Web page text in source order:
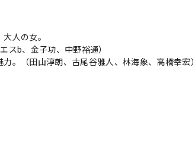
人の女。
スb、金子功、中野裕通）
。（田山淳朗、古尾谷雅人、林海象、高橋幸宏）